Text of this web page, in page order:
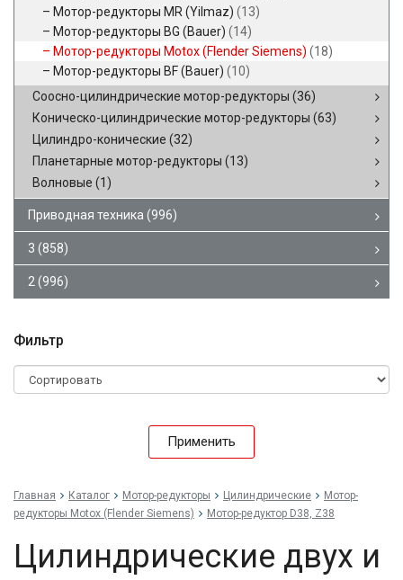
Мотор-редукторы MR (Yilmaz) (13)
Мотор-редукторы BG (Bauer) (14)
Мотор-редукторы Motox (Flender Siemens) (18)
Мотор-редукторы BF (Bauer) (10)
Соосно-цилиндрические мотор-редукторы (36)
Коническо-цилиндрические мотор-редукторы (63)
Цилиндро-конические (32)
Планетарные мотор-редукторы (13)
Волновые (1)
Приводная техника (996)
3 (858)
2 (996)
Фильтр
Применить
Главная Каталог Мотор-редукторы Цилиндрические
Мотор-
редукторы Motox (Flender Siemens)
Мотор-редуктор D38, Z38
Цилиндрические двух и